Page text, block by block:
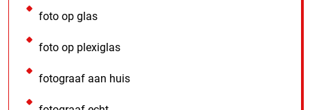
foto op glas
foto op plexiglas
fotograaf aan huis